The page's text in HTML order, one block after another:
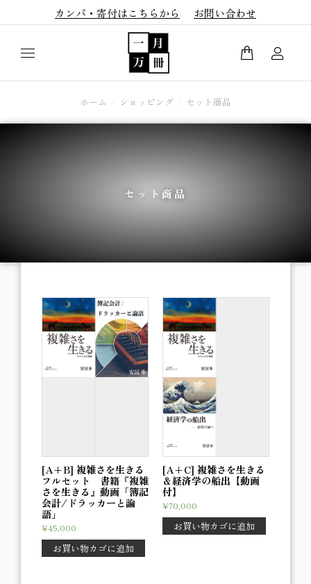
カンパ・寄付はこちらから お問い合わせ
You are here:ホーム ショッピング セット商品
セット商品
[A+B] 複雑さを生きる
フルセット 書籍『複雑
さを生きる』動画「簿記
会計/ドラッカーと論
語」
¥45,000
お買い物カゴに追加
[A+C] 複雑さを生きる
＆経済学の船出【動画
付】
¥70,000
お買い物カゴに追加